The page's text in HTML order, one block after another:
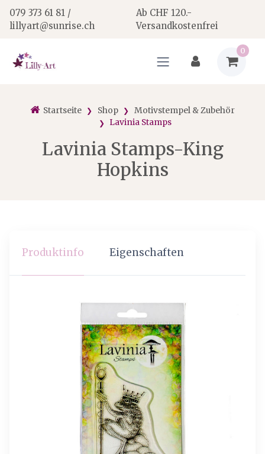
079 373 61 81 /
lillyart@sunrise.ch
Ab CHF 120.-
Versandkostenfrei
0
Startseite Shop
Motivstempel & Zubehör
Lavinia Stamps
Lavinia Stamps-King
Hopkins
Produktinfo Eigenschaften